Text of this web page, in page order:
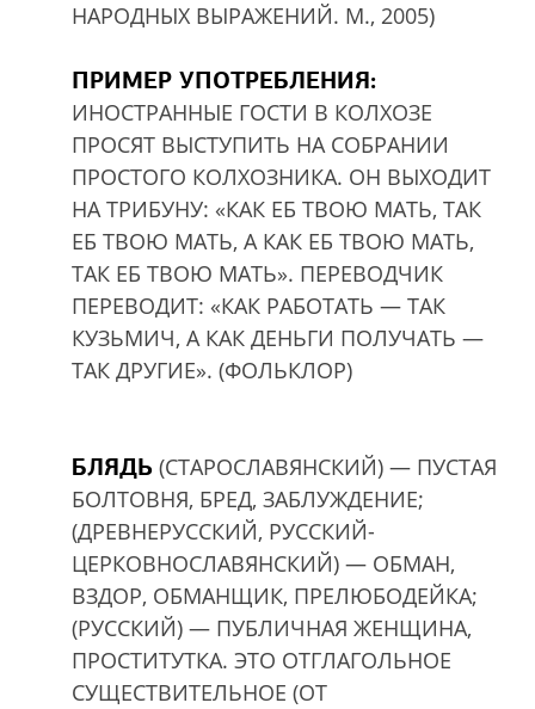
НАРОДНЫХ ВЫРАЖЕНИЙ. М., 2005)
ПРИМЕР УПОТРЕБЛЕНИЯ:
ИНОСТРАННЫЕ ГОСТИ В КОЛХОЗЕ
ПРОСЯТ ВЫСТУПИТЬ НА СОБРАНИИ
ПРОСТОГО КОЛХОЗНИКА. ОН ВЫХОДИТ
НА ТРИБУНУ: «КАК ЕБ ТВОЮ МАТЬ, ТАК
ЕБ ТВОЮ МАТЬ, А КАК ЕБ ТВОЮ МАТЬ,
ТАК ЕБ ТВОЮ МАТЬ». ПЕРЕВОДЧИК
ПЕРЕВОДИТ: «КАК РАБОТАТЬ — ТАК
КУЗЬМИЧ, А КАК ДЕНЬГИ ПОЛУЧАТЬ —
ТАК ДРУГИЕ». (ФОЛЬКЛОР)
БЛЯДЬ (СТАРОСЛАВЯНСКИЙ) — ПУСТАЯ
БОЛТОВНЯ, БРЕД, ЗАБЛУЖДЕНИЕ;
(ДРЕВНЕРУССКИЙ, РУССКИЙ-
ЦЕРКОВНОСЛАВЯНСКИЙ) — ОБМАН,
ВЗДОР, ОБМАНЩИК, ПРЕЛЮБОДЕЙКА;
(РУССКИЙ) — ПУБЛИЧНАЯ ЖЕНЩИНА,
ПРОСТИТУТКА. ЭТО ОТГЛАГОЛЬНОЕ
СУЩЕСТВИТЕЛЬНОЕ (ОТ